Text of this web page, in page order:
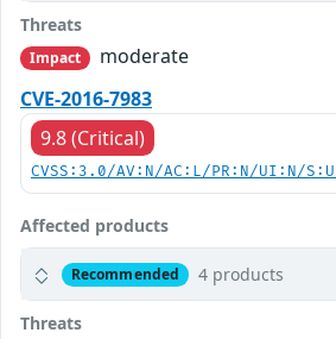
Threats
Impact
moderate
CVE-2016-7983
9.8 (Critical)
CVSS:3.0/AV:N/AC:L/PR:N/UI:N/
Affected products
Recommended 4 products
Threats